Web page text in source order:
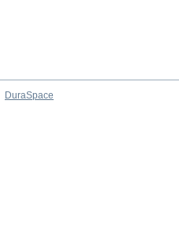
DuraSpace